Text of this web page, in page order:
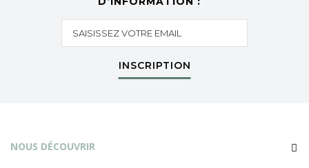
INSCRIPTION
NOUS DÉCOUVRIR